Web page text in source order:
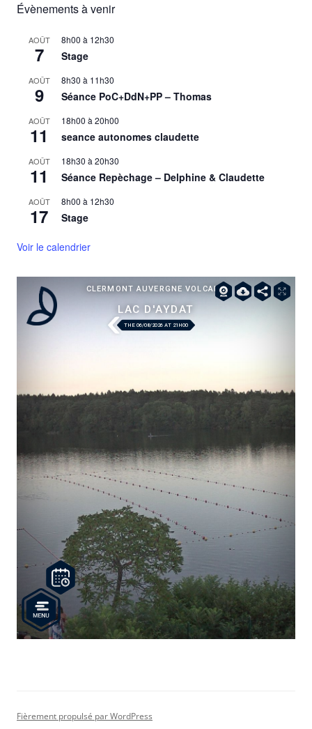
Évènements à venir
AOÛT
7
8h00 à 12h30
Stage
AOÛT
9
8h30 à 11h30
Séance PoC+DdN+PP – Thomas
AOÛT
11
18h00 à20h00
seance autonomes claudette
AOÛT
11
18h30 à20h30
Séance Repèchage – Delphine & Claudette
AOÛT
17
8h00 à 12h30
Stage
Voir le calendrier
Fièrement propulsé par WordPress